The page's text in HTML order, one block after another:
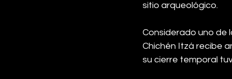
sitio arqueológico.
Considerado uno de
Chichén Itzá recibe
su cierre temporal